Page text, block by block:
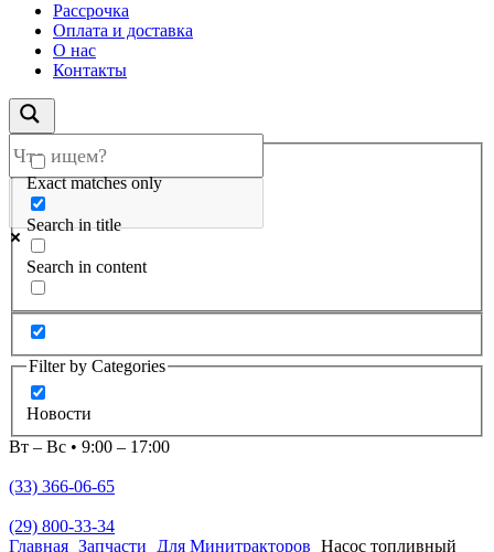
Рассрочка
Оплата и доставка
О нас
Контакты
Exact matches only
Search in title
Search in content
Filter by Categories
Новости
Вт – Вс • 9:00 – 17:00
(33) 366-06-65
(29) 800-33-34
Главная Запчасти Для Минитракторов Насос топливный